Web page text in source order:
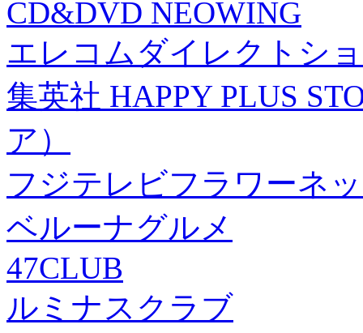
CD&DVD NEOWING
エレコムダイレクトシ
集英社 HAPPY PLUS
ア）
フジテレビフラワーネ
ベルーナグルメ
47CLUB
ルミナスクラブ